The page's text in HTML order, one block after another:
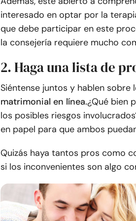
interesado en optar por la
que debe participar en este
la consejería requiere mucho
2. Haga una lista de
Siéntense juntos y hablen
matrimonial en línea.¿Qué bien
los posibles riesgos
en papel para que ambos
Quizás haya tantos pros como
si los inconvenientes son algo